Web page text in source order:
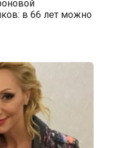
в 66 лет можно